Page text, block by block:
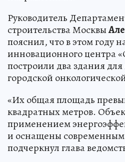
Руководитель
строительства Москвы
пояснил, что в этом году
инновационного центра
построили два здания
городской
«Их общая площадь
квадратных метров.
применением
и оснащены
подчеркнул глава